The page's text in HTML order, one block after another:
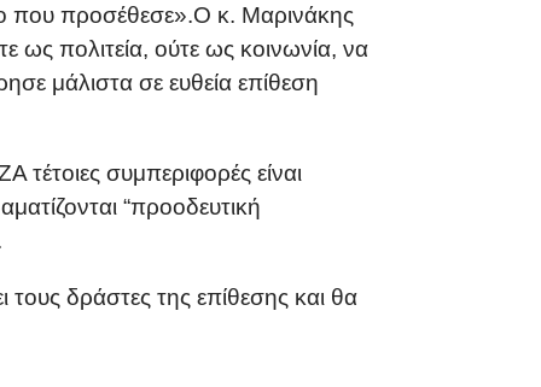
που προσέθεσε».Ο κ. Μαρινάκης
ως πολιτεία, ούτε ως κοινωνία, να
μάλιστα σε ευθεία επίθεση
συμπεριφορές είναι
“προοδευτική
δράστες της επίθεσης και θα